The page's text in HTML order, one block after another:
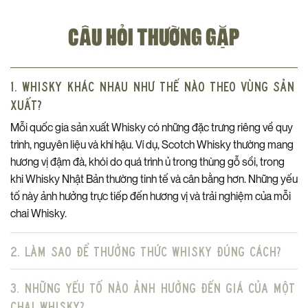
Đóng Chai:1982
Loại Thùng Ủ:Sherry Oloroso
Nồng Độ Cồn (ABV):
Dung Tích:750ml
Ý Nghĩa Của Vintage 1964 và Nghệ Thuật Ủ Thùng Sherry
Huyền Thoại:
Một chai whisky mang niên đại1964không chỉ là một sản
phẩm, mà là một lát cắt của thời gian, lưu giữ trọn vẹn đặc tính
thủ công truyền thống của The Macallan. Nó là một bản tuyên
Nghệ thuật ủ thùng sherry huyền thoại của Macallan trong
những năm 1960 là yếu tố quyết định tạo nên sự vĩ đại của
CÂU HỎI THƯỜNG GẶP
1. Whisky khác nhau như thế nào theo vùng sản
xuất?
Mỗi quốc gia sản xuất Whisky có những đặc trưng riêng về quy
trình, nguyên liệu và khí hậu. Ví dụ, Scotch Whisky thường mang
hương vị đậm đà, khói do quá trình ủ trong thùng gỗ sồi, trong
khi Whisky Nhật Bản thường tinh tế và cân bằng hơn. Những yếu
tố này ảnh hưởng trực tiếp đến hương vị và trải nghiệm của mỗi
chai Whisky.
2. Làm sao để thưởng thức Whisky đúng cách?
3. Những yếu tố nào ảnh hưởng đến giá của một